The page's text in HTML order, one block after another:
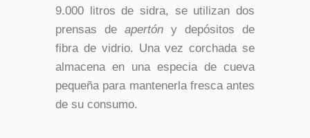
9.000 litros de sidra, se utilizan dos
prensas de apertón y depósitos de
fibra de vidrio. Una vez corchada se
almacena en una especia de cueva
pequeña para mantenerla fresca antes
de su consumo.